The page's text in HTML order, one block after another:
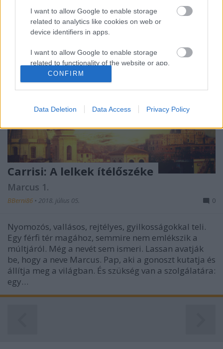
I want to allow Google to enable storage
related to analytics like cookies on web or
device identifiers in apps.
I want to allow Google to enable storage
related to functionality of the website or app.
I want to allow Google to enable storage
I want to allow Google to enable storage
functionality and fraud prevention, and other
user protection.
CONFIRM
Data Deletion Data Access Privacy Policy
Carrisi: A lelkek ítélőszéke
Marcus 1.
BBerni86 • 2018. július 05. 0
Nyomozós, vallásos, rejtélyes, gyilkosságokkal teli.
Egy férfi tér magához, semmire nem emlékszik a
múltjáról. Még a nevét sem ismeri. Lassan avatják
be, hogy a neve Marcus. Pap, aki a gonoszt kutatja és
állítja meg a világban. És szükség van a szolgálatára:
egy…